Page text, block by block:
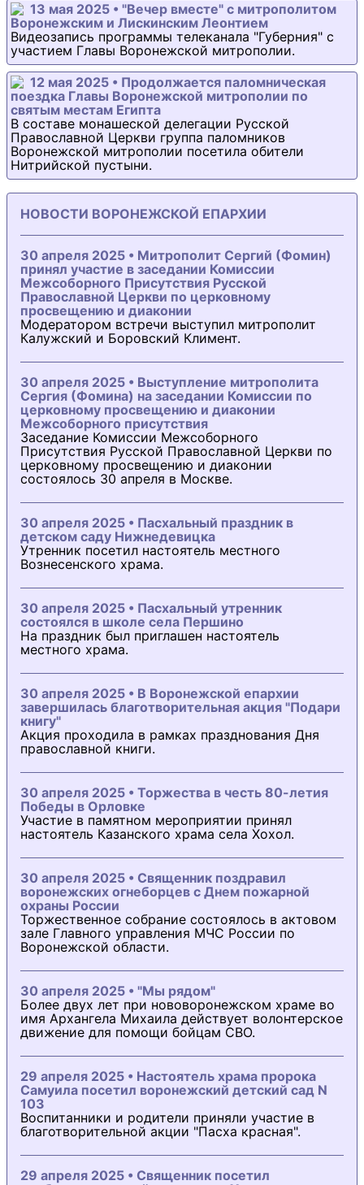
13 мая 2025 • "Вечер вместе" с митрополитом
Воронежским и Лискинским Леонтием
Видеозапись программы телеканала "Губерния" с
участием Главы Воронежской митрополии.
12 мая 2025 • Продолжается паломническая
поездка Главы Воронежской митрополии по
святым местам Египта
В составе монашеской делегации Русской
Православной Церкви группа паломников
Воронежской митрополии посетила обители
Нитрийской пустыни.
НОВОСТИ ВОРОНЕЖСКОЙ ЕПАРХИИ
30 апреля 2025 • Митрополит Сергий (Фомин)
принял участие в заседании Комиссии
Межсоборного Присутствия Русской
Православной Церкви по церковному
просвещению и диаконии
Модератором встречи выступил митрополит
Калужский и Боровский Климент.
30 апреля 2025 • Выступление митрополита
Сергия (Фомина) на заседании Комиссии по
церковному просвещению и диаконии
Межсоборного присутствия
Заседание Комиссии Межсоборного
Присутствия Русской Православной Церкви по
церковному просвещению и диаконии
состоялось 30 апреля в Москве.
30 апреля 2025 • Пасхальный праздник в
детском саду Нижнедевицка
Утренник посетил настоятель местного
Вознесенского храма.
30 апреля 2025 • Пасхальный утренник
состоялся в школе села Першино
На праздник был приглашен настоятель
местного храма.
30 апреля 2025 • В Воронежской епархии
завершилась благотворительная акция "Подари
книгу"
Акция проходила в рамках празднования Дня
православной книги.
30 апреля 2025 • Торжества в честь 80-летия
Победы в Орловке
Участие в памятном мероприятии принял
настоятель Казанского храма села Хохол.
30 апреля 2025 • Священник поздравил
воронежских огнеборцев с Днем пожарной
охраны России
Торжественное собрание состоялось в актовом
зале Главного управления МЧС России по
Воронежской области.
30 апреля 2025 • "Мы рядом"
Более двух лет при нововоронежском храме во
имя Архангела Михаила действует волонтерское
движение для помощи бойцам СВО.
29 апреля 2025 • Настоятель храма пророка
Самуила посетил воронежский детский сад N
103
Воспитанники и родители приняли участие в
благотворительной акции "Пасха красная".
29 апреля 2025 • Священник посетил